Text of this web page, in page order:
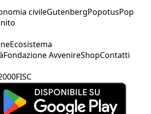
civileGutenbergPopotusPop
Ecosistema
Fondazione AvvenireShopContatti
FISC